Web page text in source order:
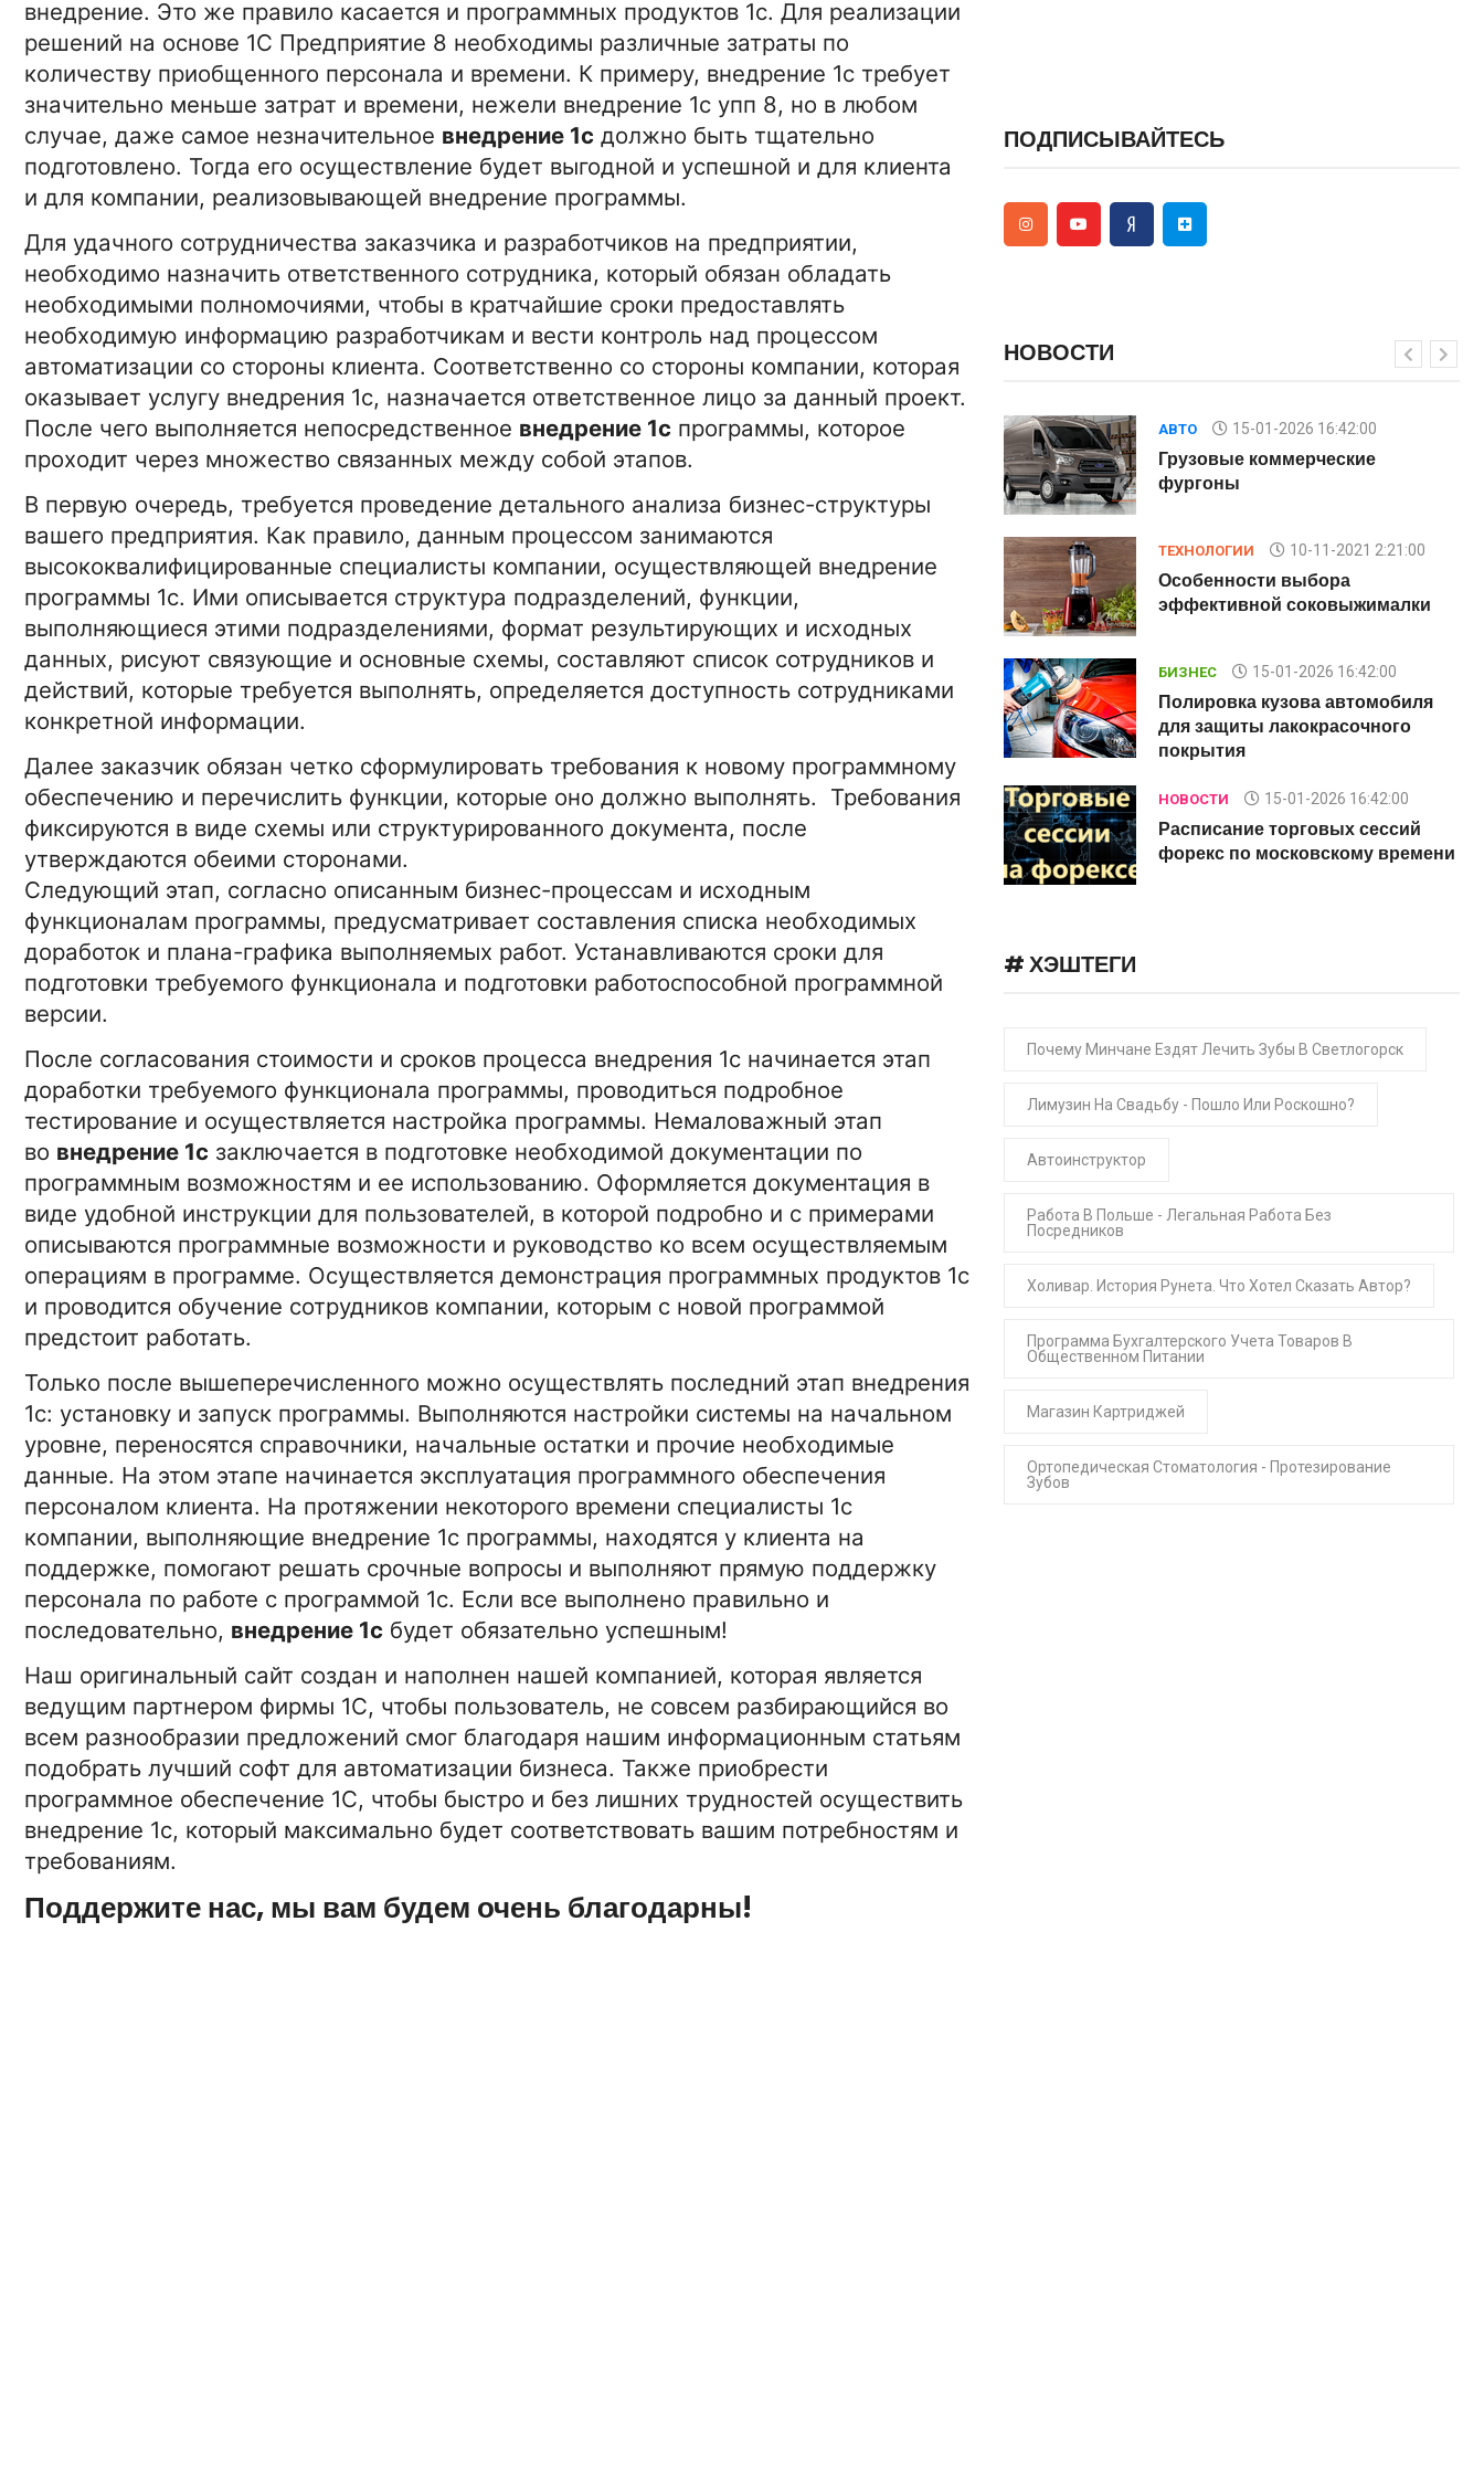
внедрение. Это же правило касается и программных продуктов 1с. Для реализации
решений на основе 1С Предприятие 8 необходимы различные затраты по
количеству приобщенного персонала и времени. К примеру, внедрение 1с требует
значительно меньше затрат и времени, нежели внедрение 1с упп 8, но в любом
случае, даже самое незначительное внедрение 1с должно быть тщательно
подготовлено. Тогда его осуществление будет выгодной и успешной и для клиента
и для компании, реализовывающей внедрение программы.
Для удачного сотрудничества заказчика и разработчиков на предприятии,
необходимо назначить ответственного сотрудника, который обязан обладать
необходимыми полномочиями, чтобы в кратчайшие сроки предоставлять
необходимую информацию разработчикам и вести контроль над процессом
автоматизации со стороны клиента. Соответственно со стороны компании, которая
оказывает услугу внедрения 1с, назначается ответственное лицо за данный проект.
После чего выполняется непосредственное внедрение 1с программы, которое
проходит через множество связанных между собой этапов.
В первую очередь, требуется проведение детального анализа бизнес-структуры
вашего предприятия. Как правило, данным процессом занимаются
высококвалифицированные специалисты компании, осуществляющей внедрение
программы 1с. Ими описывается структура подразделений, функции,
выполняющиеся этими подразделениями, формат результирующих и исходных
данных, рисуют связующие и основные схемы, составляют список сотрудников и
действий, которые требуется выполнять, определяется доступность сотрудниками
конкретной информации.
Далее заказчик обязан четко сформулировать требования к новому программному
обеспечению и перечислить функции, которые оно должно выполнять. Требования
фиксируются в виде схемы или структурированного документа, после
утверждаются обеими сторонами.
Следующий этап, согласно описанным бизнес-процессам и исходным
функционалам программы, предусматривает составления списка необходимых
доработок и плана-графика выполняемых работ. Устанавливаются сроки для
подготовки требуемого функционала и подготовки работоспособной программной
версии.
После согласования стоимости и сроков процесса внедрения 1с начинается этап
доработки требуемого функционала программы, проводиться подробное
тестирование и осуществляется настройка программы. Немаловажный этап
во внедрение 1с заключается в подготовке необходимой документации по
программным возможностям и ее использованию. Оформляется документация в
виде удобной инструкции для пользователей, в которой подробно и с примерами
описываются программные возможности и руководство ко всем осуществляемым
операциям в программе. Осуществляется демонстрация программных продуктов 1с
и проводится обучение сотрудников компании, которым с новой программой
предстоит работать.
Только после вышеперечисленного можно осуществлять последний этап внедрения
1с: установку и запуск программы. Выполняются настройки системы на начальном
уровне, переносятся справочники, начальные остатки и прочие необходимые
данные. На этом этапе начинается эксплуатация программного обеспечения
персоналом клиента. На протяжении некоторого времени специалисты 1с
компании, выполняющие внедрение 1с программы, находятся у клиента на
поддержке, помогают решать срочные вопросы и выполняют прямую поддержку
персонала по работе с программой 1с. Если все выполнено правильно и
последовательно, внедрение 1с будет обязательно успешным!
Наш оригинальный сайт создан и наполнен нашей компанией, которая является
ведущим партнером фирмы 1С, чтобы пользователь, не совсем разбирающийся во
всем разнообразии предложений смог благодаря нашим информационным статьям
подобрать лучший софт для автоматизации бизнеса. Также приобрести
программное обеспечение 1С, чтобы быстро и без лишних трудностей осуществить
внедрение 1с, который максимально будет соответствовать вашим потребностям и
требованиям.
Поддержите нас, мы вам будем очень благодарны!
ПОДПИСЫВАЙТЕСЬ
НОВОСТИ
АВТО 15-01-2026 16:42:00
Грузовые коммерческие
ТЕХНОЛОГИИ 10-11-2021 2:21:00
Особенности выбора
эффективной соковыжималки
БИЗНЕС 15-01-2026 16:42:00
Полировка кузова автомобиля
для защиты лакокрасочного
НОВОСТИ 15-01-2026 16:42:00
Расписание торговых сессий
форекс по московскому времени
АВТО 15-01-2026 16:42:00
Особенности выбора
эффективной соковыжималки
БИЗНЕС 15-01-2026 16:42:00
Полировка кузова автомобиля
НОВОСТИ 15-01-2026 16:42:00
Расписание торговых сессий
АВТО 15-01-2026 16:42:00
Грузовые коммерческие
фургоны
ТЕХНОЛОГИИ 10-11-2021 2:21:00
Особенности выбора
эффективной соковыжималки
БИЗНЕС 15-01-2026 16:42:00
Полировка кузова автомобиля
для защиты лакокрасочного
покрытия
НОВОСТИ 15-01-2026 16:42:00
Расписание торговых сессий
форекс по московскому времени
# ХЭШТЕГИ
Почему Минчане Ездят Лечить Зубы В Светлогорск
Лимузин На Свадьбу - Пошло Или Роскошно?
Автоинструктор
Работа В Польше - Легальная Работа Без
Посредников
Холивар. История Рунета. Что Хотел Сказать Автор?
Программа Бухгалтерского Учета Товаров В
Общественном Питании
Магазин Картриджей
Ортопедическая Стоматология - Протезирование
Зубов